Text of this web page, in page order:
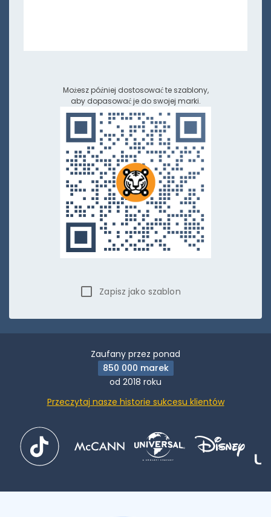
Możesz później dostosować te szablony,
aby dopasować je do swojej marki.
Zapisz jako szablon
Zaufany przez ponad
850 000 marek
od 2018 roku
Przeczytaj nasze historie sukcesu klientów